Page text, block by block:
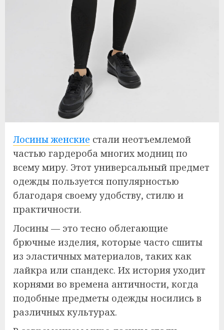
Лосины женские стали неотъемлемой
частью гардероба многих модниц по
всему миру. Этот универсальный предмет
одежды пользуется популярностью
благодаря своему удобству, стилю и
практичности.
Лосины — это тесно облегающие
брючные изделия, которые часто сшиты
из эластичных материалов, таких как
лайкра или спандекс. Их история уходит
корнями во времена античности, когда
подобные предметы одежды носились в
различных культурах.